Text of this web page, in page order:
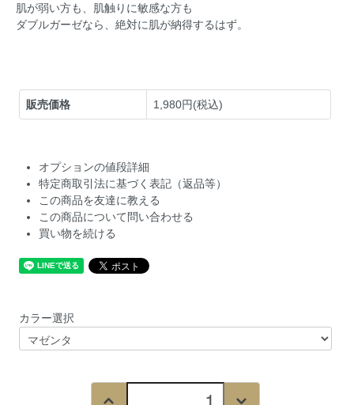
肌が弱い方も、肌触りに敏感な方も
ダブルガーゼなら、絶対に肌が納得するはず。
販売価格 1,980円(税込)
オプションの値段詳細
特定商取引法に基づく表記（返品等）
この商品を友達に教える
この商品について問い合わせる
買い物を続ける
カラー選択